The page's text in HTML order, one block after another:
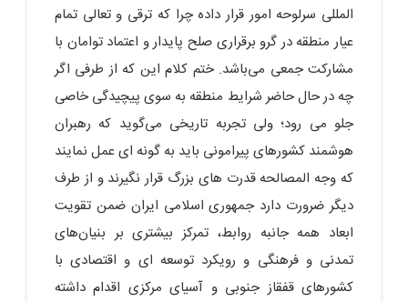
المللی سرلوحه امور قرار داده چرا که ترقی و تعالی تمام
عیار منطقه در گرو برقراری صلح پایدار و اعتماد توامان با
مشارکت جمعی می‌باشد. ختم کلام این که از طرفی اگر
چه در حال حاضر شرایط منطقه به سوی پیچیدگی خاصی
جلو می رود؛ ولی تجربه تاریخی می‌گوید که رهبران
هوشمند کشورهای پیرامونی باید به گونه ای عمل نمایند
که وجه المصالحه قدرت های بزرگ قرار نگیرند و از طرف
دیگر ضرورت دارد جمهوری اسلامی ایران ضمن تقویت
ابعاد همه جانبه روابط، تمرکز بیشتری بر بنیان‌های
تمدنی و فرهنگی و رویکرد توسعه ای و اقتصادی با
کشورهای قفقاز جنوبی و آسیای مرکزی اقدام داشته